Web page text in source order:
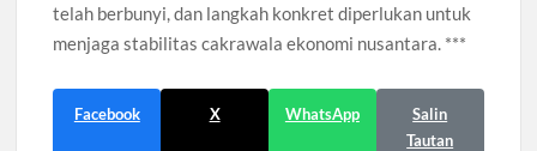
telah berbunyi, dan langkah konkret diperlukan untuk
menjaga stabilitas cakrawala ekonomi nusantara. ***
Facebook X WhatsApp
Salin
Tautan